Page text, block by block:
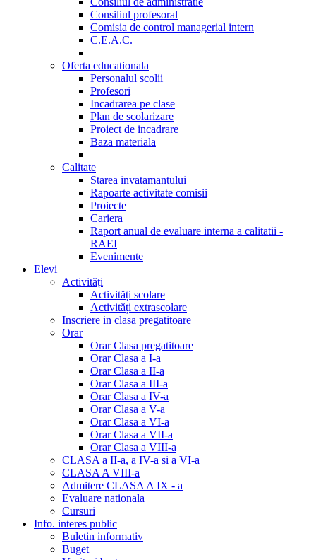
Consiliul profesoral
Comisia de control managerial intern
C.E.A.C.
Oferta educationala
Personalul scolii
Profesori
Incadrarea pe clase
Plan de scolarizare
Proiect de incadrare
Baza materiala
Calitate
Starea invatamantului
Rapoarte activitate comisii
Proiecte
Cariera
Raport anual de evaluare interna a calitatii -
RAEI
Evenimente
Elevi
Activități
Activități scolare
Activități extrascolare
Inscriere in clasa pregatitoare
Orar
Orar Clasa pregatitoare
Orar Clasa a I-a
Orar Clasa a II-a
Orar Clasa a III-a
Orar Clasa a IV-a
Orar Clasa a V-a
Orar Clasa a VI-a
Orar Clasa a VII-a
Orar Clasa a VIII-a
CLASA a II-a, a IV-a si a VI-a
CLASA A VIII-a
Admitere CLASA A IX - a
Evaluare nationala
Cursuri
Info. interes public
Buletin informativ
Buget